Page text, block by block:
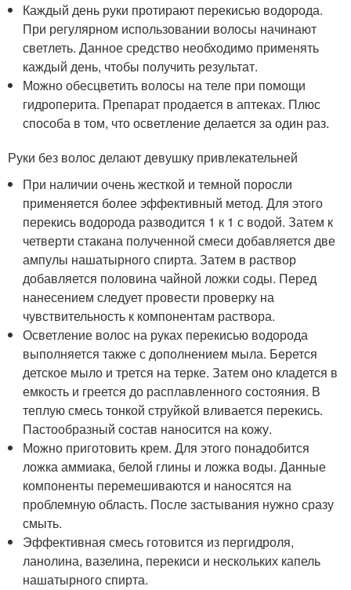
Каждый день руки протирают перекисью водорода.
При регулярном использовании волосы начинают
светлеть. Данное средство необходимо применять
каждый день, чтобы получить результат.
Можно обесцветить волосы на теле при помощи
гидроперита. Препарат продается в аптеках. Плюс
способа в том, что осветление делается за один раз.
Руки без волос делают девушку привлекательней
При наличии очень жесткой и темной поросли
применяется более эффективный метод. Для этого
перекись водорода разводится 1 к 1 с водой. Затем к
четверти стакана полученной смеси добавляется две
ампулы нашатырного спирта. Затем в раствор
добавляется половина чайной ложки соды. Перед
нанесением следует провести проверку на
чувствительность к компонентам раствора.
Осветление волос на руках перекисью водорода
выполняется также с дополнением мыла. Берется
детское мыло и трется на терке. Затем оно кладется в
емкость и греется до расплавленного состояния. В
теплую смесь тонкой струйкой вливается перекись.
Пастообразный состав наносится на кожу.
Можно приготовить крем. Для этого понадобится
ложка аммиака, белой глины и ложка воды. Данные
компоненты перемешиваются и наносятся на
проблемную область. После застывания нужно сразу
смыть.
Эффективная смесь готовится из пергидроля,
ланолина, вазелина, перекиси и нескольких капель
нашатырного спирта.